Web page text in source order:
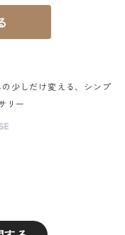
少しだけ変える、シンプ
リー